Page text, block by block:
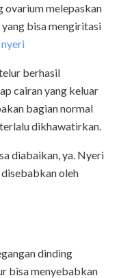
ovarium melepaskan
bisa mengiritasi
berhasil
cairan yang keluar
bagian normal
dikhawatirkan.
diabaikan, ya. Nyeri
oleh
dinding
bisa menyebabkan